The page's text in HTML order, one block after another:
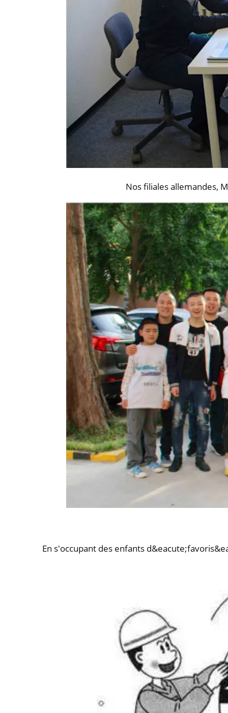
Nos filiales allemandes,
En s'occupant des enfants